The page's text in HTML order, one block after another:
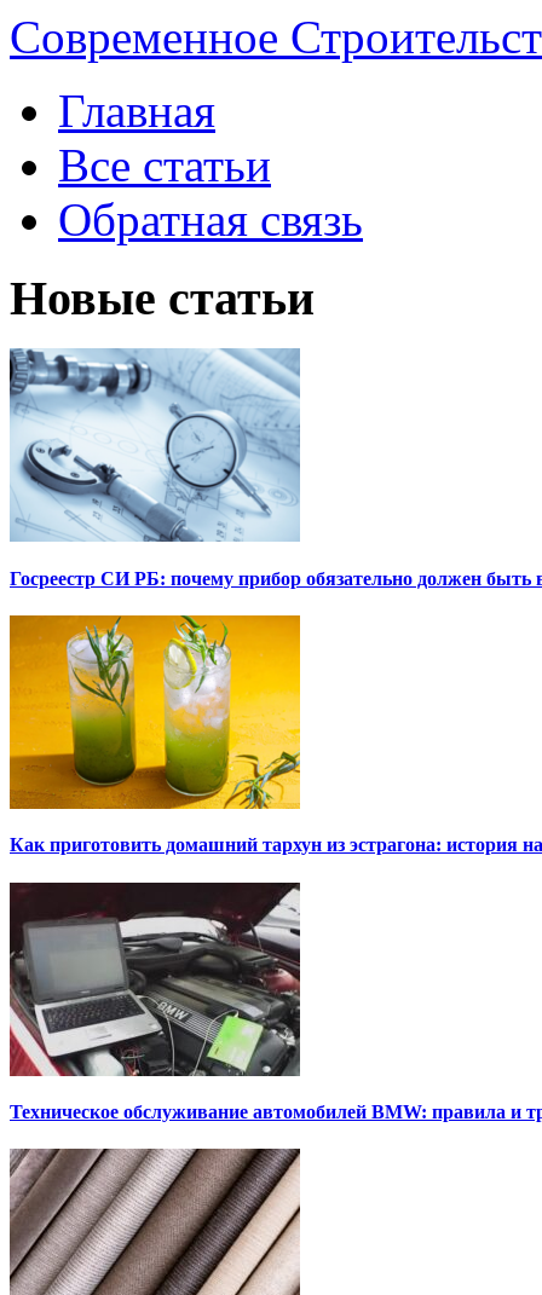
Современное
Главная
Все статьи
Обратная связь
Новые статьи
Госреестр СИ РБ: почему прибор обязательно должен быть
Как приготовить домашний тархун из эстрагона: история
Техническое обслуживание автомобилей BMW: правила и